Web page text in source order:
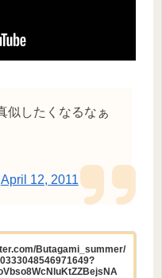
似したくなるなぁ
April 12, 2011
Butagami_summer/